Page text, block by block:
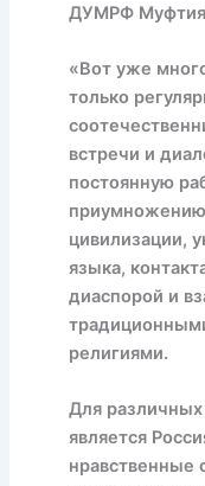
ДУМРФ Муфтия
«Вот уже
только
встречи и
постоянную
приумножению
цивилизации,
языка,
диаспорой и
религиями.
Для
является
нравственные